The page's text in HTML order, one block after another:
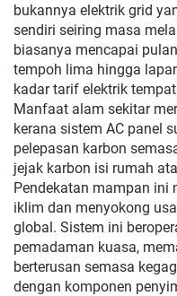
bukannya elektrik grid
sendiri seiring masa
biasanya mencapai
tempoh lima hingga
kadar tarif elektrik
Manfaat alam sekitar
kerana sistem AC panel
pelepasan karbon
jejak karbon isi rumah
Pendekatan mampan ini
iklim dan menyokong
global. Sistem ini
pemadaman kuasa,
berterusan semasa
dengan komponen